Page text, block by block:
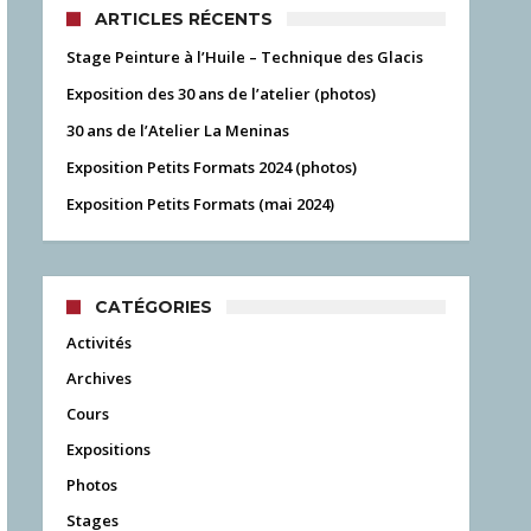
ARTICLES RÉCENTS
Stage Peinture à l’Huile – Technique des Glacis
Exposition des 30 ans de l’atelier (photos)
30 ans de l’Atelier La Meninas
Exposition Petits Formats 2024 (photos)
Exposition Petits Formats (mai 2024)
CATÉGORIES
Activités
Archives
Cours
Expositions
Photos
Stages